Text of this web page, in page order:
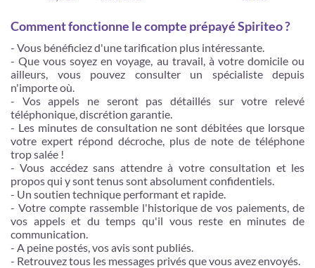
Comment fonctionne le compte prépayé Spiriteo ?
- Vous bénéficiez d'une tarification plus intéressante.
- Que vous soyez en voyage, au travail, à votre domicile ou
ailleurs, vous pouvez consulter un spécialiste depuis
n'importe où.
- Vos appels ne seront pas détaillés sur votre relevé
téléphonique, discrétion garantie.
- Les minutes de consultation ne sont débitées que lorsque
votre expert répond décroche, plus de note de téléphone
trop salée !
- Vous accédez sans attendre à votre consultation et les
propos qui y sont tenus sont absolument confidentiels.
- Un soutien technique performant et rapide.
- Votre compte rassemble l'historique de vos paiements, de
vos appels et du temps qu'il vous reste en minutes de
communication.
- A peine postés, vos avis sont publiés.
- Retrouvez tous les messages privés que vous avez envoyés.